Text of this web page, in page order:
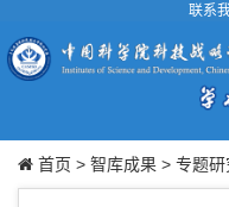
联系
首页 > 智库成果 > 专题